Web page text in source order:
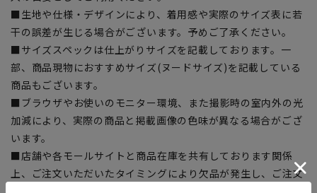
■生地や仕様・デザインにより、着用感や実際のサイズ表に若
干の誤差が生じる場合がございます。予めご了承ください。
■サイズスペックは仕上がりサイズを記載しております。一
部、商品現物におすすめサイズ(ヌードサイズ)を記載している
商品もございます。
■ブラウザやお使いのモニター環境、また撮影時の室内外の光
加減により、実際の商品と掲載画像の色味が異なる場合がござ
います。
■店舗や各モールサイトと商品在庫を共有しております関係
上、ご注文いただいたタイミングにより欠品が発生し、ご注文